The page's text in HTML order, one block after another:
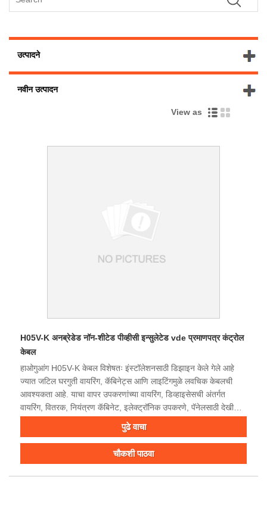
उत्पादने
नवीन उत्पादन
View as
H05V-K अनब्रेडेड नॉन-शीटेड पीव्हीसी इन्सुलेटेड vde प्रमाणपत्र कंट्रोल
केबल
हाओगुआंग H05V-K केबल विशेषतः इंस्टॉलेशनसाठी डिझाइन केले गेले आहे
ज्यात जटिल घरगुती वायरिंग, कॅबिनेट्स आणि लाइटिंगमुळे लवचिक केबलची
आवश्यकता आहे. याचा वापर उपकरणांच्या वायरिंग, डिव्हाइसेसची अंतर्गत
वायरिंग, वितरक, नियंत्रण कॅबिनेट, इलेक्ट्रॉनिक उपकरणे, पॅनेलसाठी देखील
केला जाऊ शकतो. आणि इतर. सर्व आकारांमध्ये आणि विविध रंगांच्या श्रेणीमध्ये
पुढे वाचा
चौकशी पाठवा